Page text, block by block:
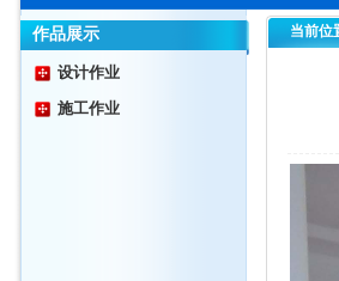
作品展示
设计作业
施工作业
当前位